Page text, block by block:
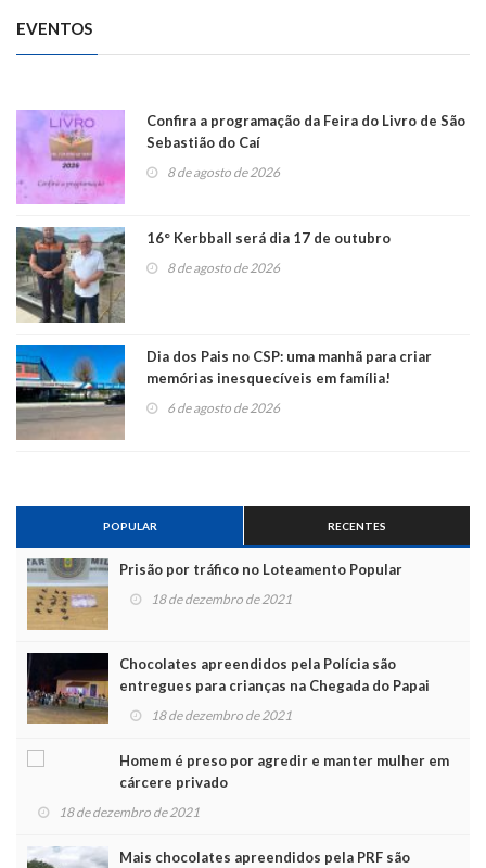
EVENTOS
Confira a programação da Feira do Livro de São
Sebastião do Caí
8 de agosto de 2026
16° Kerbball será dia 17 de outubro
8 de agosto de 2026
Dia dos Pais no CSP: uma manhã para criar
memórias inesquecíveis em família!
6 de agosto de 2026
POPULAR RECENTES
Prisão por tráfico no Loteamento Popular
18 de dezembro de 2021
Chocolates apreendidos pela Polícia são
entregues para crianças na Chegada do Papai
Noel
18 de dezembro de 2021
Homem é preso por agredir e manter mulher em
cárcere privado
18 de dezembro de 2021
Mais chocolates apreendidos pela PRF são